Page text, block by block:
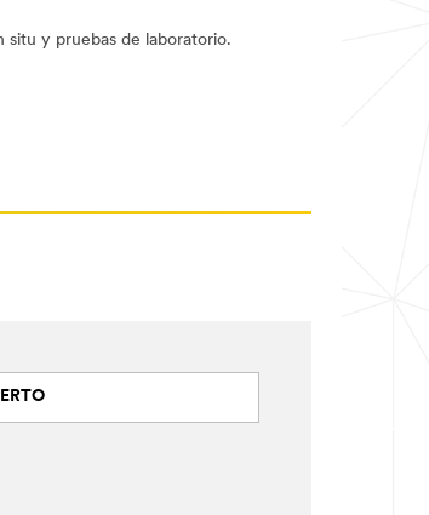
y pruebas de laboratorio.